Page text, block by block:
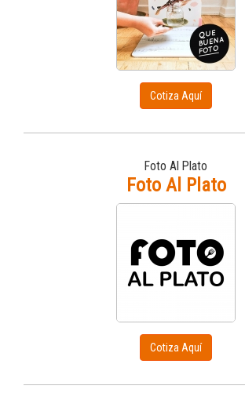
Cotiza Aquí
Foto Al Plato
Foto Al Plato
Cotiza Aquí